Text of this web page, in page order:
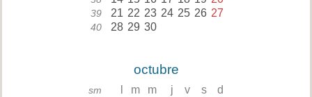
39 21 22 23 24 25 26 27
40 28 29 30
octubre
sm m m j v s d